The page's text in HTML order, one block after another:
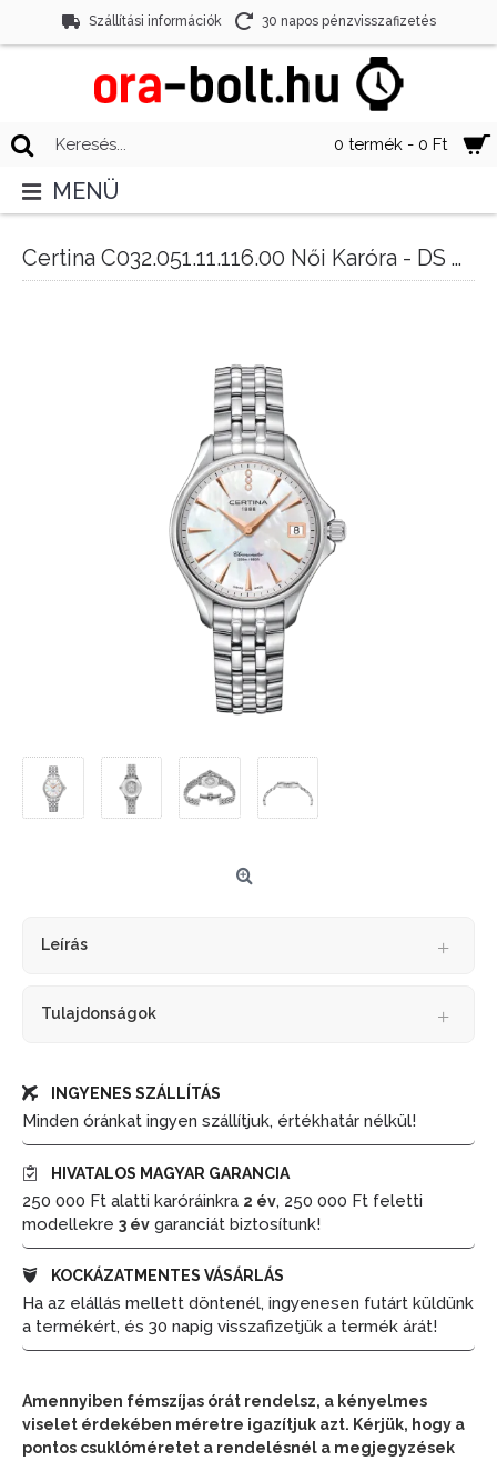
Szállítási információk 30 napos pénzvisszafizetés
0 termék - 0 Ft
MENÜ
Certina C032.051.11.116.00 Női Karóra - DS Action Lady Diamonds
Leírás
Tulajdonságok
INGYENES SZÁLLÍTÁS
Minden óránkat ingyen szállítjuk, értékhatár nélkül!
HIVATALOS MAGYAR GARANCIA
250 000 Ft alatti karóráinkra 2 év, 250 000 Ft feletti
modellekre 3 év garanciát biztosítunk!
KOCKÁZATMENTES VÁSÁRLÁS
Ha az elállás mellett döntenél, ingyenesen futárt küldünk
a termékért, és 30 napig visszafizetjük a termék árát!
Amennyiben fémszíjas órát rendelsz, a kényelmes
viselet érdekében méretre igazítjuk azt. Kérjük, hogy a
pontos csuklóméretet a rendelésnél a megjegyzések